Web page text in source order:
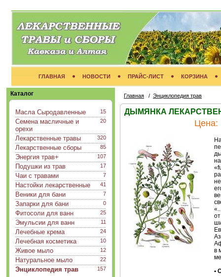
ГЛАВНАЯ НОВОСТИ ПРАЙС-ЛИСТ КОРЗИНА
Каталог
15
Масла Сыродавленные
20
Семена масличные и
орехи
320
Лекарственные травы
85
Лекарственные сборы
107
Энергия трав+
17
Подушки из трав
7
Чаи с травами
41
Настойки лекарственные
7
Веники для бани
0
Запарки для бани
25
Фитосоли для ванн
11
Эмульсии для ванн
24
Лечебные крема
10
Лечебная косметика
12
Живое мыло
22
Натуральное мыло
157
Энциклопедия трав
Главная / Энциклопедия трав
ДЫМЯНКА
Цена:
в
•